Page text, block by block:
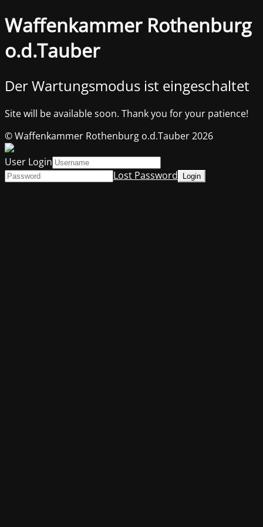
Waffenkammer Rothenburg
o.d.Tauber
Der Wartungsmodus ist eingeschaltet
Site will be available soon. Thank you for your patience!
© Waffenkammer Rothenburg o.d.Tauber 2026
User Login
Lost Password